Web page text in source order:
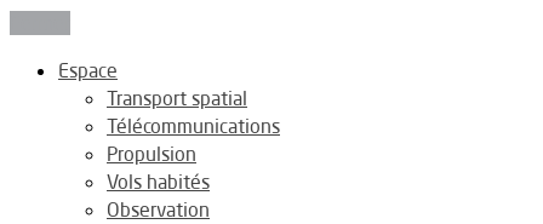
Espace
Transport spatial
Télécommunications
Propulsion
Vols habités
Observation